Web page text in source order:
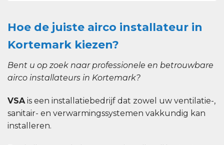
Hoe de juiste airco installateur in
Kortemark kiezen?
Bent u op zoek naar professionele en betrouwbare
airco installateurs in Kortemark?
VSAis een installatiebedrijf dat zowel uw ventilatie-,
sanitair- en verwarmingssystemen vakkundig kan
installeren.